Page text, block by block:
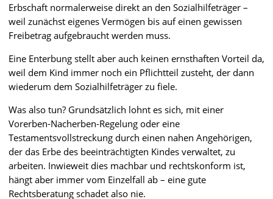
Erbschaft normalerweise direkt an den Sozialhilfeträger –
weil zunächst eigenes Vermögen bis auf einen gewissen
Freibetrag aufgebraucht werden muss.
Eine Enterbung stellt aber auch keinen ernsthaften Vorteil da,
weil dem Kind immer noch ein Pflichtteil zusteht, der dann
wiederum dem Sozialhilfeträger zu fiele.
Was also tun? Grundsätzlich lohnt es sich, mit einer
Vorerben-Nacherben-Regelung oder eine
Testamentsvollstreckung durch einen nahen Angehörigen,
der das Erbe des beeinträchtigten Kindes verwaltet, zu
arbeiten. Inwieweit dies machbar und rechtskonform ist,
hängt aber immer vom Einzelfall ab – eine gute
Rechtsberatung schadet also nie.